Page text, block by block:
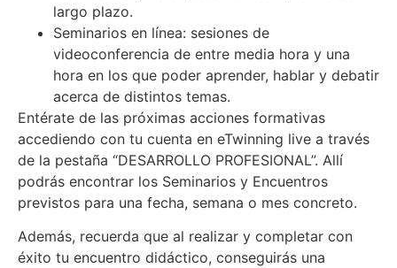
largo plazo.
Seminarios en línea: sesiones de
videoconferencia de entre media hora y una
hora en los que poder aprender, hablar y debatir
acerca de distintos temas.
Entérate de las próximas acciones formativas
accediendo con tu cuenta en eTwinning live a través
de la pestaña “DESARROLLO PROFESIONAL”. Allí
podrás encontrar los Seminarios y Encuentros
previstos para una fecha, semana o mes concreto.
Además, recuerda que al realizar y completar con
éxito tu encuentro didáctico, conseguirás una